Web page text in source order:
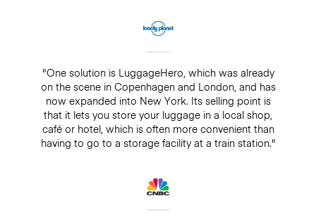
"One solution is LuggageHero, which was already
on the scene in Copenhagen and London, and has
now expanded into New York. Its selling point is
that it lets you store your luggage in a local shop,
café or hotel, which is often more convenient than
having to go to a storage facility at a train station."